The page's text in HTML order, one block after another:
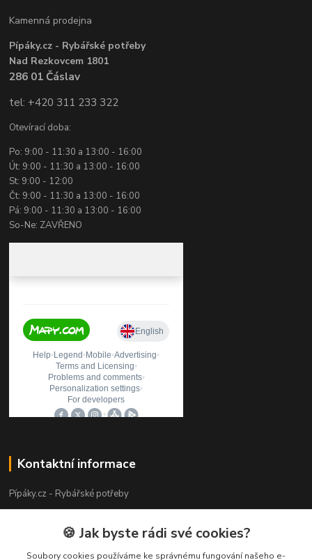
Kamenná prodejna
Pípáky.cz - Rybářské potřeby
Nad Rezkovcem 1801
286 01 Čáslav
tel: +420 311 233 322
Otevírací doba:
Po: 9:00 - 11:30 a 13:00 - 16:00
Út: 9:00 - 11:30 a 13:00 - 16:00
St: 9:00 - 12:00
Čt: 9:00 - 11:30 a 13:00 - 16:00
Pá: 9:00 - 11:30 a 13:00 - 16:00
So-Ne: ZAVŘENO
Kontaktní informace
Pípáky.cz - Rybářské potřeby
Zákaznická podpora
+420 777 789 055
(Po-Pá 9:00-18:00)
🍪 Jak byste rádi své cookies?
Soubory cookies používáme ke správnému fungování našeho e-